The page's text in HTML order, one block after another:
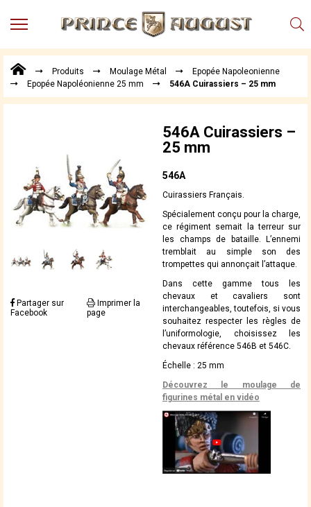
MENU
Points
de
Vente
Téléchargements
Techniques,
trucs et
astuces
Produits Moulage Métal
Epopée Napoleonienne
Epopée Napoléonienne 25 mm
546A Cuirassiers – 25 mm
Partager sur
Facebook
Imprimer la
page
546A Cuirassiers –
25 mm
546A
Cuirassiers Français.
Spécialement conçu pour la charge,
ce régiment semait la terreur sur
les champs de bataille. L’ennemi
tremblait au simple son des
trompettes qui annonçait l’attaque.
Dans cette gamme tous les
chevaux et cavaliers sont
interchangeables, toutefois, si vous
souhaitez respecter les règles de
l’uniformologie, choisissez les
chevaux référence 546B et 546C.
Échelle : 25 mm
Découvrez le moulage de
figurines métal en vidéo